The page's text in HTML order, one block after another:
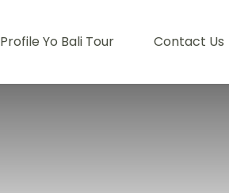
Profile Yo Bali Tour Contact Us